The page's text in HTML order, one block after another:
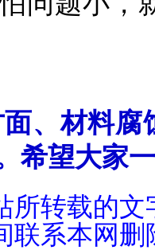
、材料
希望大家
所转载的
联系本网删